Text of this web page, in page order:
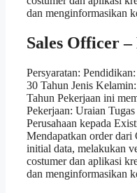
dan menginformasikan
Sales Officer
Persyaratan:
30 Tahun Jenis
Tahun Pekerjaan ini
Pekerjaan: Uraian
Perusahaan kepada
Mendapatkan order
initial data, melakukan
costumer dan aplikasi
dan menginformasikan